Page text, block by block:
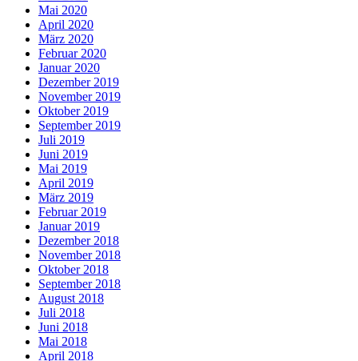
Mai 2020
April 2020
März 2020
Februar 2020
Januar 2020
Dezember 2019
November 2019
Oktober 2019
September 2019
Juli 2019
Juni 2019
Mai 2019
April 2019
März 2019
Februar 2019
Januar 2019
Dezember 2018
November 2018
Oktober 2018
September 2018
August 2018
Juli 2018
Juni 2018
Mai 2018
April 2018